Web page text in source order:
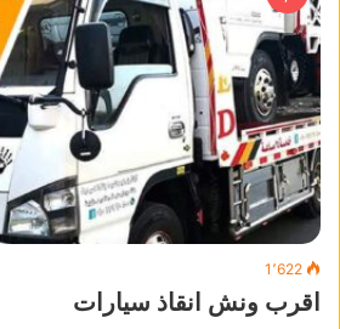
1٬622
اقرب ونش انقاذ سيارات